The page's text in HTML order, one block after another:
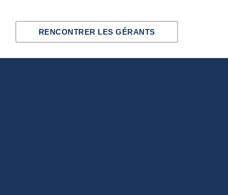
RENCONTRER LES GÉRANTS